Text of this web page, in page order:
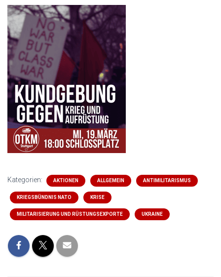
Kategorien: AKTIONEN ALLGEMEIN ANTIMILITARISMUS
KRIEGSBÜNDNIS NATO KRISE
MILITARISIERUNG UND RÜSTUNGSEXPORTE UKRAINE